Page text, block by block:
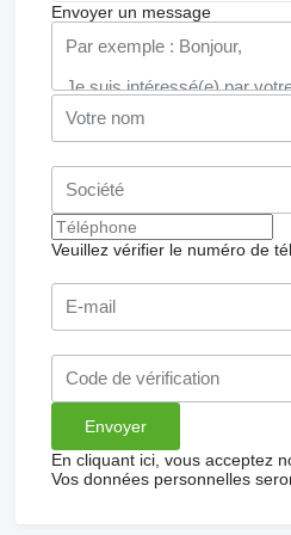
Envoyer un message
Veuillez vérifier le numéro de
En cliquant ici, vous acceptez
Vos données personnelles